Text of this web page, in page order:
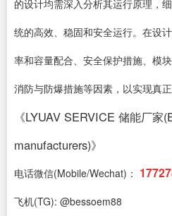
的设计均需深入分析其运行原理，
统的高效、稳固和安全运行。在设
率和容量配合、安全保护措施、模
消防与防爆措施等因素，以实现真正
《LYUAV SERVICE 储能厂
manufacturers)》
电话微信(Mobile/Wechat)：
飞机(TG): @bessoem88